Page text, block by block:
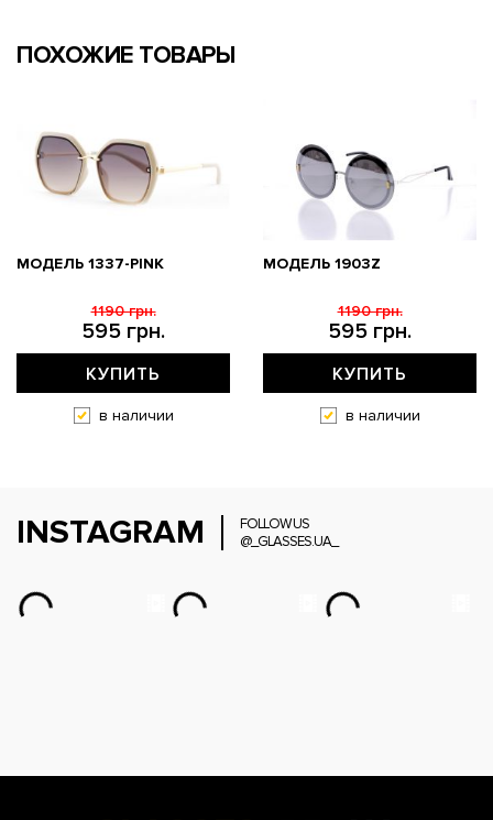
ПОХОЖИЕ ТОВАРЫ
МОДЕЛЬ 1337-PINK
595 грн.
1190 грн.
КУПИТЬ
в наличии
МОДЕЛЬ 1903Z
595 грн.
1190 грн.
КУПИТЬ
в наличии
INSTAGRAM
FOLLOW US
@_GLASSES.UA_